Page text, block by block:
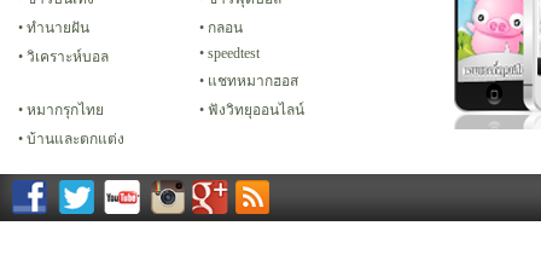
ทํานายฝัน
กลอน
วิเคราะห์บอล
speedtest
แชทหมากฮอส
หมากรุกไทย
ฟังวิทยุออนไลน์
บ้านและตกแต่ง